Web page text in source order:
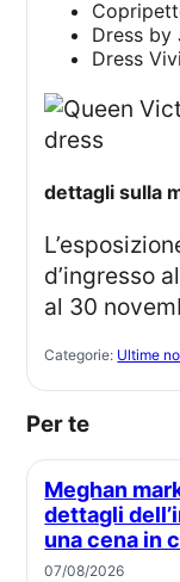
Dress by
Dress
dettagli sulla
L’esposizione è inclusa nel biglietto
d’ingresso
al 30
Categorie: Ultime
Per te
Meghan markle avrebbe raccontato
dettagli
una cena in
07/08/2026